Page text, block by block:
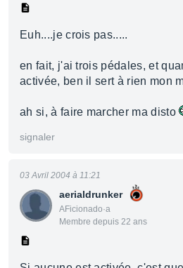
Euh....je crois pas.....
en fait, j'ai trois pédales, et
activée, ben il sert à rien mon
ah si, à faire marcher ma disto
signaler
aerialdrunker
AFicionado·a
Membre depuis 22 ans
03 Avril 2004 à 11:21